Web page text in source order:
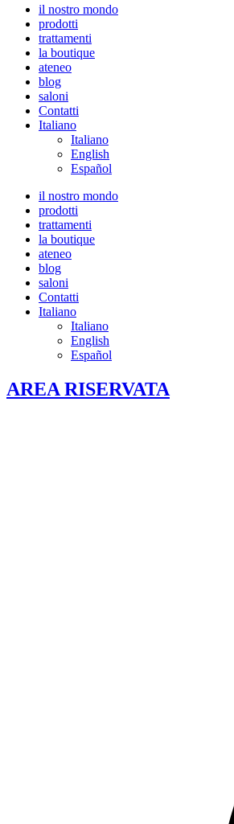
il nostro mondo
prodotti
trattamenti
la boutique
ateneo
blog
saloni
Contatti
Italiano
Italiano
English
Español
il nostro mondo
prodotti
trattamenti
la boutique
ateneo
blog
saloni
Contatti
Italiano
Italiano
English
Español
AREA RISERVATA